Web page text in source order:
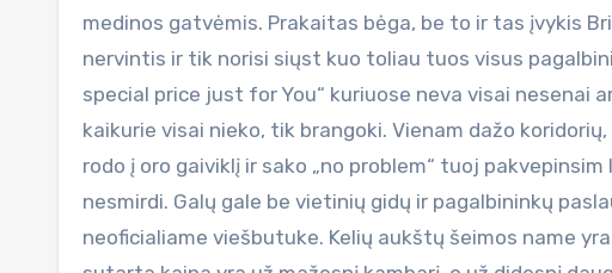
medinos gatvėmis. Prakaitas bėga, be to ir tas įvykis
nervintis ir tik norisi siųst kuo toliau tuos visus
special price just for You“ kuriuose neva visai nesenai
kaikurie visai nieko, tik brangoki. Vienam dažo
rodo į oro gaiviklį ir sako „no problem“ tuoj
nesmirdi. Galų gale be vietinių gidų ir pagalbininkų
neoficialiame viešbutuke. Kelių aukštų šeimos name